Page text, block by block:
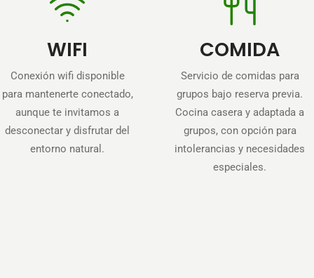
WIFI
Conexión wifi disponible
para mantenerte conectado,
aunque te invitamos a
desconectar y disfrutar del
entorno natural.
COMIDA
Servicio de comidas para
grupos bajo reserva previa.
Cocina casera y adaptada a
grupos, con opción para
intolerancias y necesidades
especiales.